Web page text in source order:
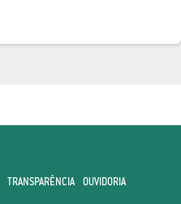
TRANSPARÊNCIA OUVIDORIA